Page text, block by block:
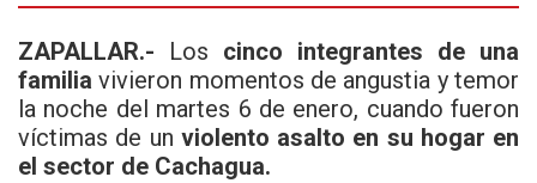
ZAPALLAR.- Los cinco integrantes de una
familia vivieron momentos de angustia y temor
la noche del martes 6 de enero, cuando fueron
víctimas de un violento asalto en su hogar en
el sector de Cachagua.